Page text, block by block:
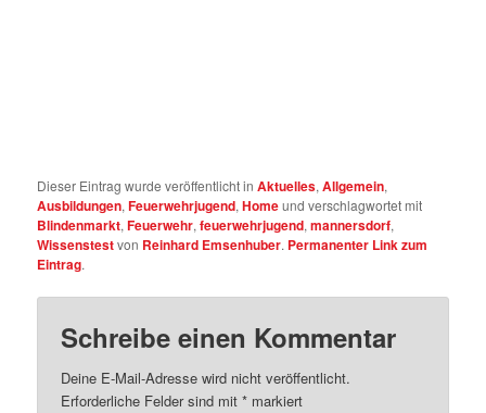
Dieser Eintrag wurde veröffentlicht inAktuelles,Allgemein,
Ausbildungen,Feuerwehrjugend,Homeund verschlagwortet mit
Blindenmarkt,Feuerwehr,feuerwehrjugend,mannersdorf,
Wissenstestvon Reinhard Emsenhuber. Permanenter Link zum
Eintrag.
Schreibe einen Kommentar
Deine E-Mail-Adresse wird nicht veröffentlicht.
Erforderliche Felder sind mit* markiert